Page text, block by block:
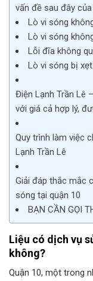
vấn đề sau đây
Lò vi sóng
Lò vi sóng
Lỗi đĩa không
Lò vi sóng bị
Điện Lạnh Trần Lê
với giá cả hợp lý,
Quy trình làm việc
Lạnh Trần Lê
Giải đáp thắc mắc
sóng tại quận 10
BẠN CẦN GỌI
Liệu có dịch vụ
không?
Quận 10, một trong